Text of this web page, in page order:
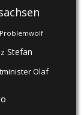
Problemwolf
Stefan
Olaf